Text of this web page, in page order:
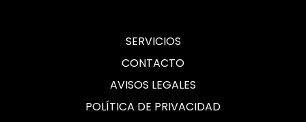
SERVICIOS
CONTACTO
AVISOS LEGALES
POLÍTICA DE PRIVACIDAD